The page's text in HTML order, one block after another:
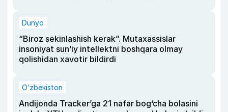
Dunyo
“Biroz sekinlashish kerak”. Mutaxassislar
insoniyat sun’iy intellektni boshqara olmay
qolishidan xavotir bildirdi
O‘zbekiston
Andijonda Tracker’ga 21 nafar bog‘cha bolasini